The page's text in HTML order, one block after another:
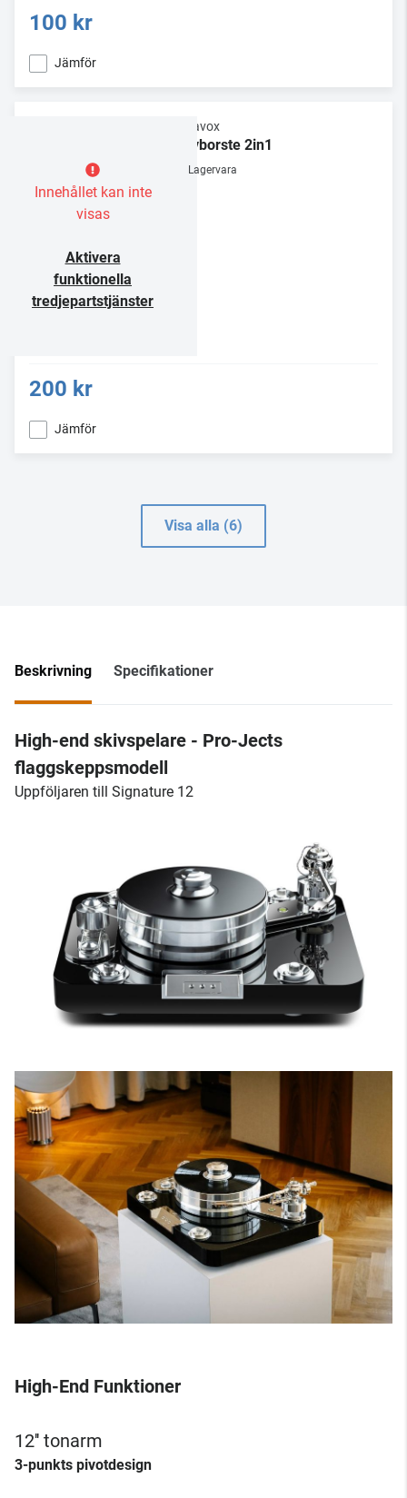
100 kr
Jämför
Innehållet kan inte
visas
Aktivera
funktionella
tredjepartstjänster
Dynavox
Skivborste 2in1
Lagervara
200 kr
Jämför
Visa alla (6)
Beskrivning Specifikationer
High-end skivspelare - Pro-Jects
flaggskeppsmodell
Uppföljaren till Signature 12
High-End Funktioner
12'' tonarm
3-punkts pivotdesign